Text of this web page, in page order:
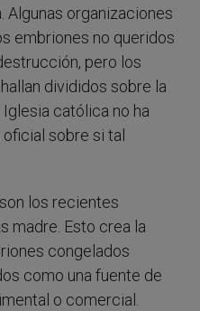
Algunas organizaciones
embriones no queridos
pero los
divididos sobre la
católica no ha
sobre si tal
los recientes
madre. Esto crea la
congelados
como una fuente de
o comercial.